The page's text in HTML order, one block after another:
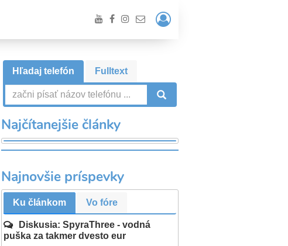
Prihlásiť
/
Registrácia
Hľadaj telefón Fulltext
Najčítanejšie články
Najnovšie príspevky
Ku článkom Vo fóre
Diskusia: SpyraThree - vodná
puška za takmer dvesto eur